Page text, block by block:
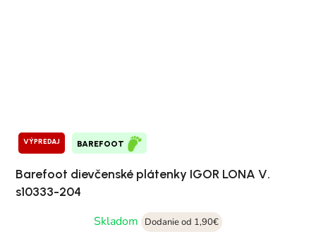
VÝPREDAJ BAREFOOT
Barefoot dievčenské plátenky IGOR LONA V.
s10333-204
Skladom
Dodanie od 1,90€